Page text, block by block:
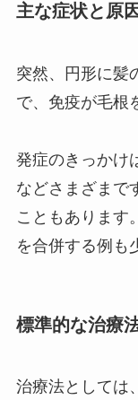
主な症状と原因
突然、円形に髪
で、免疫が毛根
発症のきっかけ
などさまざまで
こともあります
を合併する例も
標準的な治療
治療法としては